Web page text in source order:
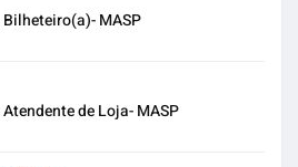
MASP
de Loja- MASP